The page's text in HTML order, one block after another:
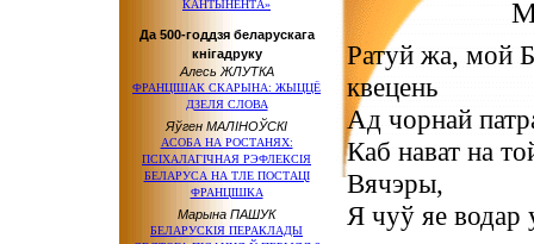
КАНТЫНЕНТА»
Да 500-годдзя беларускага
кнігадруку
Алесь ЖЛУТКА
ФРАНЦІШАК СКАРЫНА: ЖЫЦЦЁ
ДЗЕЛЯ СЛОВА
Яўген МАЛІНОЎСКІ
АСОБА НА РОСТАНЯХ:
ПСІХАЛАГІЧНАЯ РЭФЛЕКСІЯ
БЕЛАРУСА НА ТЛЕ ПОСТАЦІ
ФРАНЦІШКА
Марына ПАШУК
БЕЛАРУСКІЯ ПЕРАКЛАДЫ
Ратуй жа, мой
квецень
Ад чорнай
Каб нават на
Вячэры,
Я чуў яе